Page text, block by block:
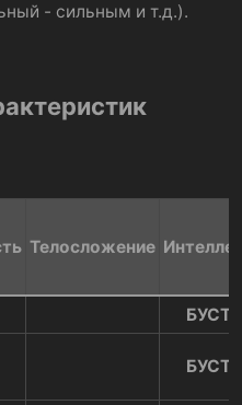
- сильным и т.д.).
Телосложение​
БУСТ
БУСТ